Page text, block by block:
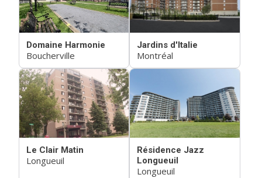
Domaine Harmonie
Boucherville
Jardins d'Italie
Montréal
Le Clair Matin
Longueuil
Résidence Jazz
Longueuil
Longueuil